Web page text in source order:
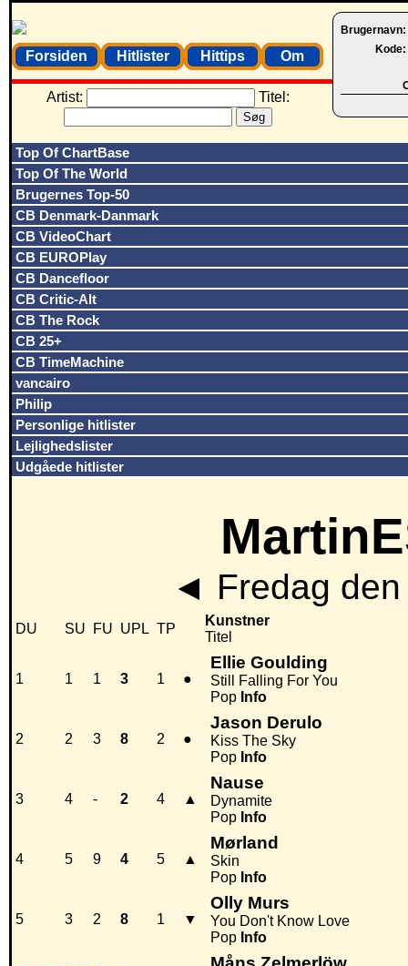
Brugernavn:
Kode:
Forsiden Hitlister Hittips Om
Artist: Titel:
Top Of ChartBase
Top Of The World
Brugernes Top-50
CB Denmark-Danmark
CB VideoChart
CB EUROPlay
CB Dancefloor
CB Critic-Alt
CB The Rock
CB 25+
CB TimeMachine
vancairo
Philip
Personlige hitlister
Lejlighedslister
Udgåede hitlister
◄ Fredag
DU SU FU UPL TP
Kunstner
Titel
1 1 1 3 1 ●
Ellie Goulding
Still Falling For You
Pop Info
2 2 3 8 2 ●
Jason Derulo
Kiss The Sky
Pop Info
3 4 - 2 4 ▲
Nause
Dynamite
Pop Info
4 5 9 4 5 ▲
Mørland
Skin
Pop Info
5 3 2 8 1 ▼
Olly Murs
You Don't Know Love
Pop Info